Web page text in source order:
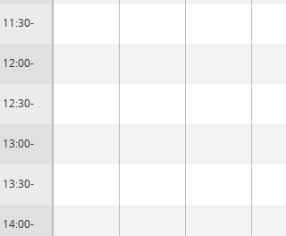
11:30-
12:00-
12:30-
13:00-
13:30-
14:00-